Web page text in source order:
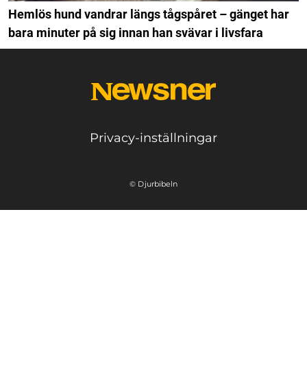
Hemlös hund vandrar längs tågspåret – gänget har
bara minuter på sig innan han svävar i livsfara
Privacy-inställningar
© Djurbibeln